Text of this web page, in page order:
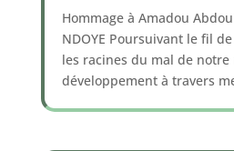
Hommage à Amadou
NDOYE Poursuivant le fil
les racines du mal de notre
développement à travers